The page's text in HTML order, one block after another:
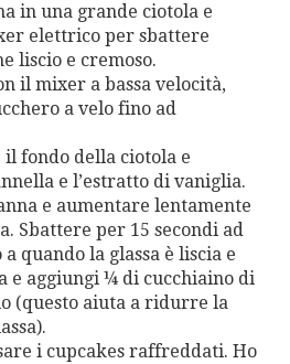
in una grande ciotola e
elettrico per sbattere
liscio e cremoso.
il mixer a bassa velocità,
a velo fino ad
il fondo della ciotola e
e l’estratto di vaniglia.
e aumentare lentamente
Sbattere per 15 secondi ad
quando la glassa è liscia e
e aggiungi ¼ di cucchiaino di
(questo aiuta a ridurre la
i cupcakes raffreddati. Ho